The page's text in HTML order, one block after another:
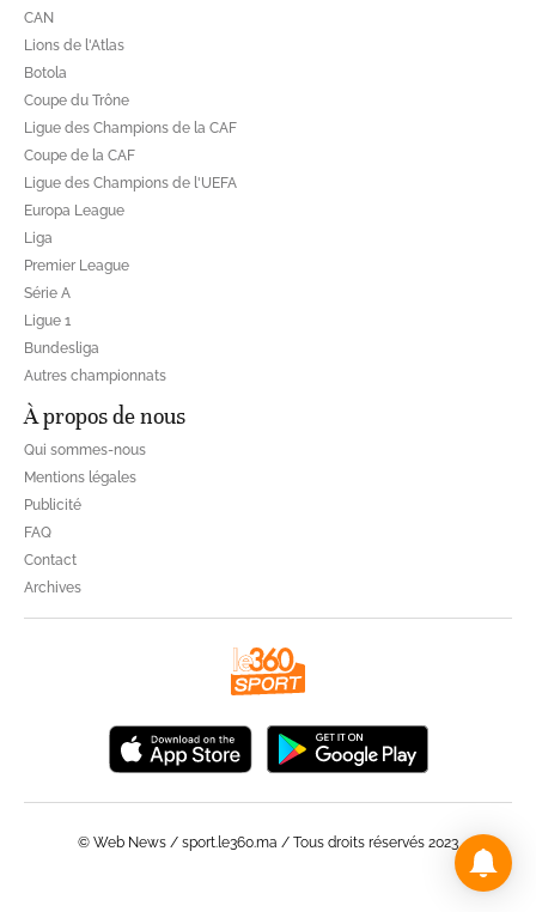
CAN
Lions de l'Atlas
Botola
Coupe du Trône
Ligue des Champions de la CAF
Coupe de la CAF
Ligue des Champions de l'UEFA
Europa League
Liga
Premier League
Série A
Ligue 1
Bundesliga
Autres championnats
À propos de nous
Qui sommes-nous
Mentions légales
Publicité
FAQ
Contact
Archives
© Web News / sport.le360.ma / Tous droits réservés 2023